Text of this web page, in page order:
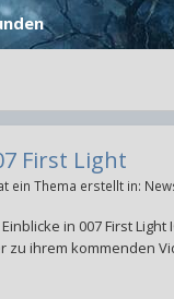
First Light
ein Thema erstellt in:
in 007 First Light
zu ihrem kommenden
Spionage-Action-